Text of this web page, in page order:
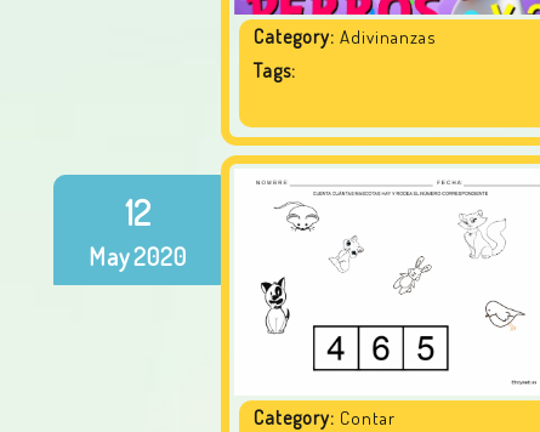
Category:Adivinanzas
Tags:
12
May2020
Category: Contar